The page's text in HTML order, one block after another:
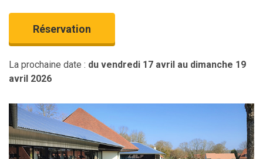
Réservation
La prochaine date : du vendredi 17 avril au dimanche 19
avril 2026